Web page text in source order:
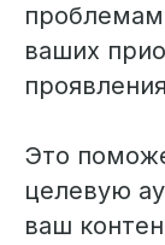
ваших
Это
целевую
ваш